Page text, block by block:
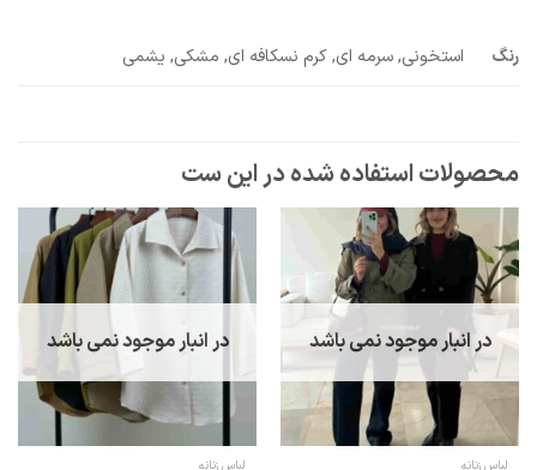
رنگ استخونی, سرمه ای, کرم نسکافه ای, مشکی, یشمی
در انبار موجود نمی باشد
لباس زنانه
در انبار موجود نمی باشد
لباس زنانه